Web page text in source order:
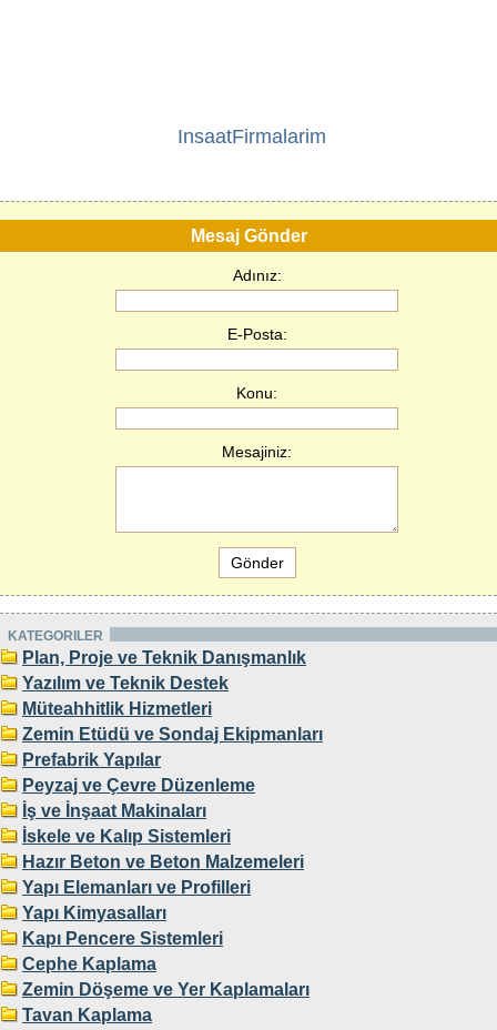
InsaatFirmalarim
Mesaj Gönder
Adınız:
E-Posta:
Konu:
Mesajiniz:
KATEGORILER
Plan, Proje ve Teknik Danışmanlık
Yazılım ve Teknik Destek
Müteahhitlik Hizmetleri
Zemin Etüdü ve Sondaj Ekipmanları
Prefabrik Yapılar
Peyzaj ve Çevre Düzenleme
İş ve İnşaat Makinaları
İskele ve Kalıp Sistemleri
Hazır Beton ve Beton Malzemeleri
Yapı Elemanları ve Profilleri
Yapı Kimyasalları
Kapı Pencere Sistemleri
Cephe Kaplama
Zemin Döşeme ve Yer Kaplamaları
Tavan Kaplama